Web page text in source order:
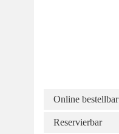
Online bestellbar
Reservierbar